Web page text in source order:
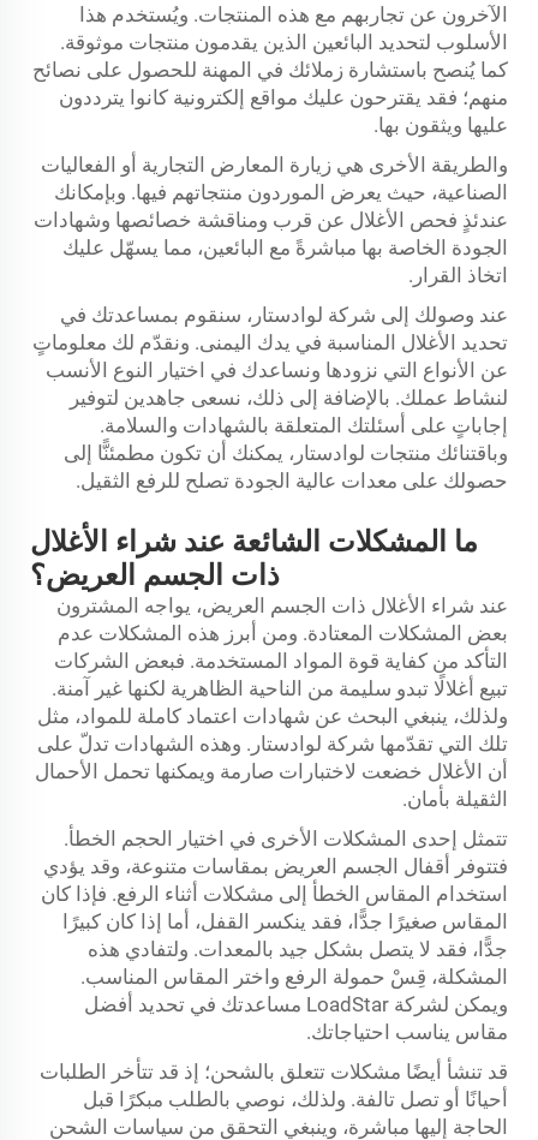
الآخرون عن تجاربهم مع هذه المنتجات. ويُستخدم هذا
الأسلوب لتحديد البائعين الذين يقدمون منتجات موثوقة.
كما يُنصح باستشارة زملائك في المهنة للحصول على نصائح
منهم؛ فقد يقترحون عليك مواقع إلكترونية كانوا يترددون
عليها ويثقون بها.
والطريقة الأخرى هي زيارة المعارض التجارية أو الفعاليات
الصناعية، حيث يعرض الموردون منتجاتهم فيها. وبإمكانك
عندئذٍ فحص الأغلال عن قرب ومناقشة خصائصها وشهادات
الجودة الخاصة بها مباشرةً مع البائعين، مما يسهّل عليك
اتخاذ القرار.
عند وصولك إلى شركة لوادستار، سنقوم بمساعدتك في
تحديد الأغلال المناسبة في يدك اليمنى. ونقدّم لك معلوماتٍ
عن الأنواع التي نزودها ونساعدك في اختيار النوع الأنسب
لنشاط عملك. بالإضافة إلى ذلك، نسعى جاهدين لتوفير
إجاباتٍ على أسئلتك المتعلقة بالشهادات والسلامة.
وباقتنائك منتجات لوادستار، يمكنك أن تكون مطمئنًّا إلى
حصولك على معدات عالية الجودة تصلح للرفع الثقيل.
ما المشكلات الشائعة عند شراء الأغلال
ذات الجسم العريض؟
عند شراء الأغلال ذات الجسم العريض، يواجه المشترون
بعض المشكلات المعتادة. ومن أبرز هذه المشكلات عدم
التأكد من كفاية قوة المواد المستخدمة. فبعض الشركات
تبيع أغلالًا تبدو سليمة من الناحية الظاهرية لكنها غير آمنة.
ولذلك، ينبغي البحث عن شهادات اعتماد كاملة للمواد، مثل
تلك التي تقدّمها شركة لوادستار. وهذه الشهادات تدلّ على
أن الأغلال خضعت لاختبارات صارمة ويمكنها تحمل الأحمال
الثقيلة بأمان.
تتمثل إحدى المشكلات الأخرى في اختيار الحجم الخطأ.
فتتوفر أقفال الجسم العريض بمقاسات متنوعة، وقد يؤدي
استخدام المقاس الخطأ إلى مشكلات أثناء الرفع. فإذا كان
المقاس صغيرًا جدًّا، فقد ينكسر القفل، أما إذا كان كبيرًا
جدًّا، فقد لا يتصل بشكل جيد بالمعدات. ولتفادي هذه
المشكلة، قِسْ حمولة الرفع واختر المقاس المناسب.
ويمكن لشركة LoadStar مساعدتك في تحديد أفضل
مقاس يناسب احتياجاتك.
قد تنشأ أيضًا مشكلات تتعلق بالشحن؛ إذ قد تتأخر الطلبات
أحيانًا أو تصل تالفة. ولذلك، نوصي بالطلب مبكرًا قبل
الحاجة إليها مباشرة، وينبغي التحقق من سياسات الشحن